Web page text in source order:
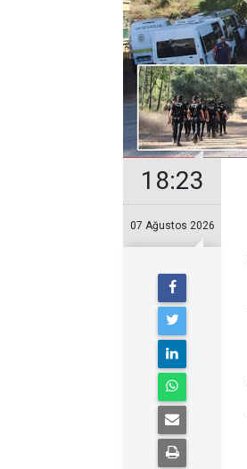
18:23
07 Ağustos 2026